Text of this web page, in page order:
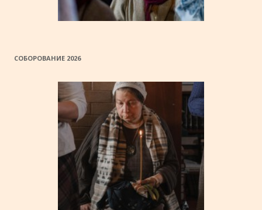
СОБОРОВАНИЕ 2026